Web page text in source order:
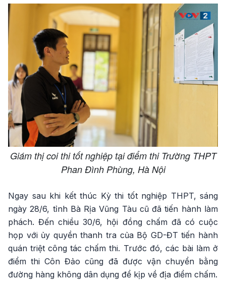
Giám thị coi thi tốt nghiệp tại điểm thi Trường THPT
Phan Đình Phùng, Hà Nội
Ngay sau khi kết thúc Kỳ thi tốt nghiệp THPT, sáng
ngày 28/6, tỉnh Bà Rịa Vũng Tàu cũ đã tiến hành làm
phách. Đến chiều 30/6, hội đồng chấm đã có cuộc
họp với ủy quyền thanh tra của Bộ GD-ĐT tiến hành
quán triệt công tác chấm thi. Trước đó, các bài làm ở
điểm thi Côn Đảo cũng đã được vận chuyển bằng
đường hàng không dân dụng để kịp về địa điểm chấm.